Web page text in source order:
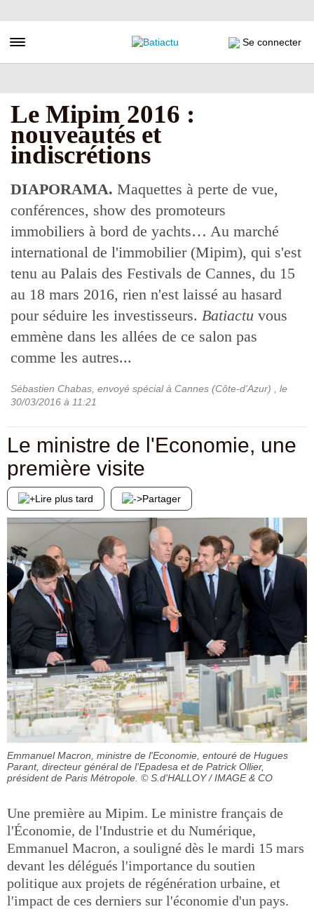
au
principal
Toggle navigation Se connecter
Le Mipim 2016 :
nouveautés et
indiscrétions
DIAPORAMA. Maquettes à perte de vue,
conférences, show des promoteurs
immobiliers à bord de yachts… Au marché
international de l'immobilier (Mipim), qui s'est
tenu au Palais des Festivals de Cannes, du 15
au 18 mars 2016, rien n'est laissé au hasard
pour séduire les investisseurs. Batiactu vous
emmène dans les allées de ce salon pas
comme les autres...
Sébastien Chabas, envoyé spécial à Cannes (Côte-d'Azur)
, le
30/03/2016 à 11:21
Le ministre de l'Economie, une
première visite
Lire plus tard Partager
Emmanuel Macron, ministre de l'Economie, entouré de Hugues
Parant, directeur général de l'Epadesa et de Patrick Ollier,
président de Paris Métropole. © S.d'HALLOY / IMAGE & CO
Une première au Mipim. Le ministre français de
l'Économie, de l'Industrie et du Numérique,
Emmanuel Macron, a souligné dès le mardi 15 mars
devant les délégués l'importance du soutien
politique aux projets de régénération urbaine, et
l'impact de ces derniers sur l'économie d'un pays.